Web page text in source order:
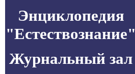
Энциклопедия
"Естествознание"
Журнальный зал